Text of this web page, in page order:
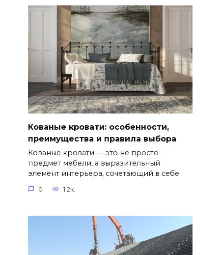
Кованые кровати: особенности,
преимущества и правила выбора
Кованые кровати — это не просто
предмет мебели, а выразительный
элемент интерьера, сочетающий в себе
0 1.2к.